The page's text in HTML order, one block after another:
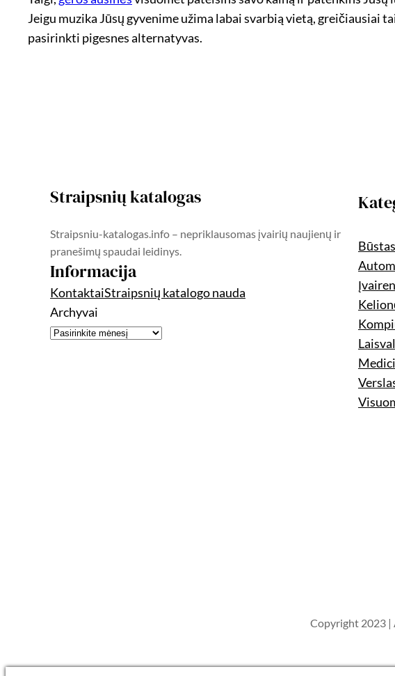
Jeigu muzika Jūsų gyvenime užima labai svarbią vietą,
pasirinkti pigesnes alternatyvas.
Straipsnių katalogas
Straipsniu-katalogas.info – nepriklausomas įvairių naujienų ir
pranešimų spaudai leidinys.
Informacija
KontaktaiStraipsnių katalogo nauda
Archyvai
Būstas
Copyright 2023 |